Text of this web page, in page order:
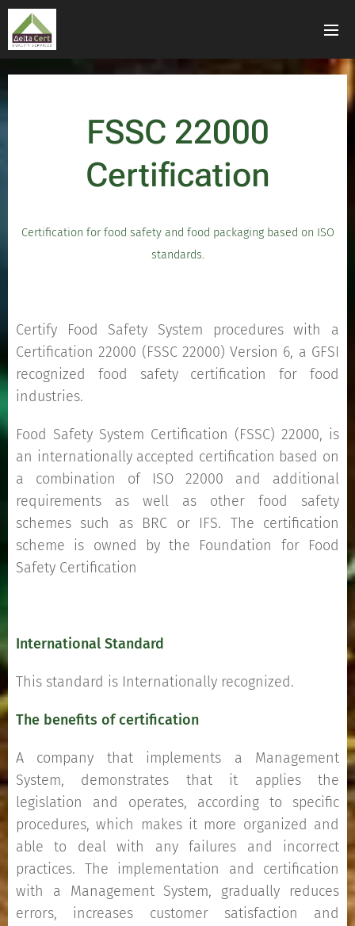
FSSC 22000
Certification
Certification for food safety and food packaging based on ISO
standards.
Certify Food Safety System procedures with a
Certification 22000 (FSSC 22000) Version 6, a GFSI
recognized food safety certification for food
industries.
Food Safety System Certification (FSSC) 22000, is
an internationally accepted certification based on
a combination of ISO 22000 and additional
requirements as well as other food safety
schemes such as BRC or IFS. The certification
scheme is owned by the Foundation for Food
Safety Certification
International Standard
This standard is Internationally recognized.
The benefits of certification
A company that implements a Management
System, demonstrates that it applies the
legislation and operates, according to specific
procedures, which makes it more organized and
able to deal with any failures and incorrect
practices. The implementation and certification
with a Management System, gradually reduces
errors, increases customer satisfaction and